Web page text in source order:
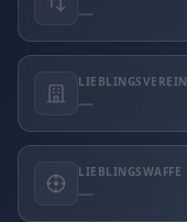
—
LIEBLINGSVEREIN
—
LIEBLINGSWAFFE
—